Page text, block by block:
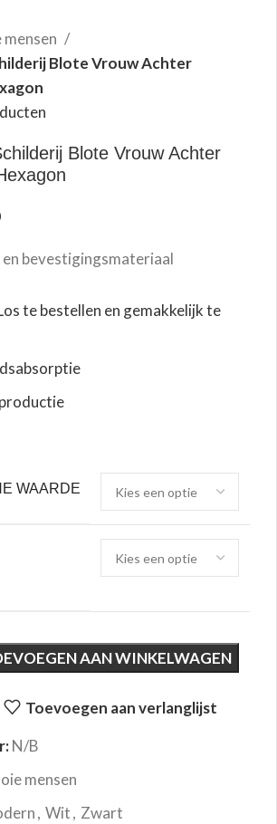
Blote Vrouw Achter
Blote Vrouw Achter
bevestigingsmateriaal
te bestellen en gemakkelijk te
WAARDE
AAN WINKELWAGEN
Toevoegen aan verlanglijst
N/B
mensen
, Wit, Zwart